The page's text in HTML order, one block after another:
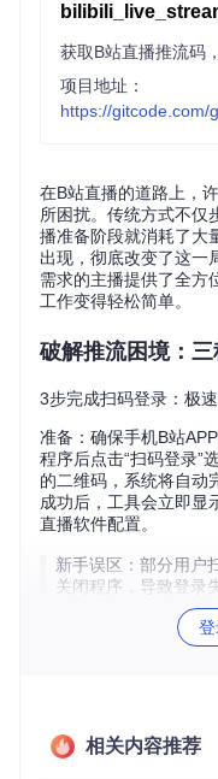
项目地址：
https://gitcode.com/
在B站直播的道路上，
所困扰。传统方式不仅
播准备阶段就消耗了大
出现，彻底改变了这一
需求的主播提供了全方
工作变得轻松简单。
破解推流困境：
3步完成扫码登录：极
准备：确保手机B站
程序后点击“扫码登录”
的二维码，系统将自动
成功后，工具会立即显
直播软件配置。
新手误区：部分用户
关闭程序，导致登录
5步搞定手动Cookie获
ookie和csrf值填入工具
相关内容推荐